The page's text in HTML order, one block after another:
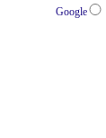
Google